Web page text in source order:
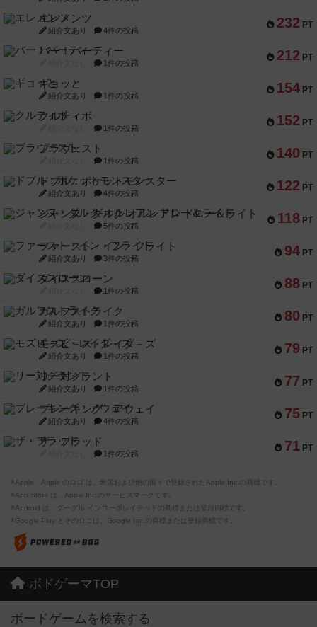
232 PT
エレメンツ
紹介文あり 4件の投稿
212 PT
バー！パーティー
1件の投稿
154 PT
ギョッと
紹介文あり 1件の投稿
152 PT
クルティボ
1件の投稿
140 PT
ブラヴェスト
1件の投稿
122 PT
ドブル：ポケットモンスター
紹介文あり 4件の投稿
118 PT
ジャンヌ・ダルク-オルレアン ドロー＆ライト
5件の投稿
94 PT
ファースト・イン・フライト
紹介文あり 3件の投稿
88 PT
ダイススローン
1件の投稿
80 PT
ガルフストライク
紹介文あり 1件の投稿
79 PT
モズビ－ズ・レイダ－ズ
紹介文あり 1件の投稿
77 PT
リー対グラント
紹介文あり 1件の投稿
75 PT
ブレーキング・アウェイ
紹介文あり 4件の投稿
71 PT
ザ・フラッド
1件の投稿
※Apple、Apple のロゴ は、米国および他の国々で登録されたApple Inc.の商標です。
※App Store は、Apple Inc.のサービスマークです。
※Android は、グーグル インコーポレイテッドの商標または登録商標です。
※Google Play とそのロゴは、Google Inc.の商標または登録商標です。
ボドゲーマTOP
ボードゲームを検索する